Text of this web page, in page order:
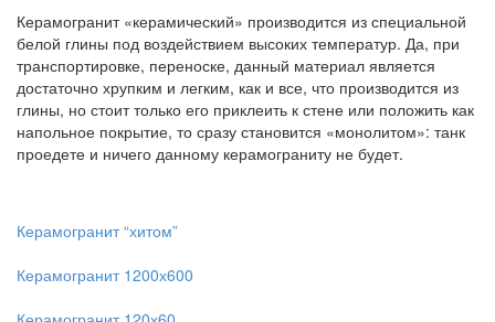
Керамогранит «керамический» производится из специальной
белой глины под воздействием высоких температур. Да, при
транспортировке, переноске, данный материал является
достаточно хрупким и легким, как и все, что производится из
глины, но стоит только его приклеить к стене или положить как
напольное покрытие, то сразу становится «монолитом»: танк
проедете и ничего данному керамограниту не будет.
Керамогранит “хитом”
Керамогранит 1200х600